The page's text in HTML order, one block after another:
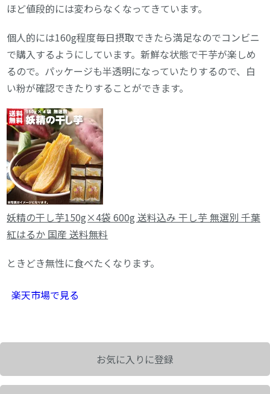
ほど値段的には変わらなくなってきています。
個人的には160g程度毎日摂取できたら満足なのでコンビニ
で購入するようにしています。新鮮な状態で干芋が楽しめ
るので。パッケージも半透明になっていたりするので、白
い粉が確認できたりすることができます。
妖精の干し芋150g×4袋 600g 送料込み 干し芋 無選別 千葉
紅はるか 国産 送料無料
ときどき無性に食べたくなります。
楽天市場で見る
お気に入りに登録